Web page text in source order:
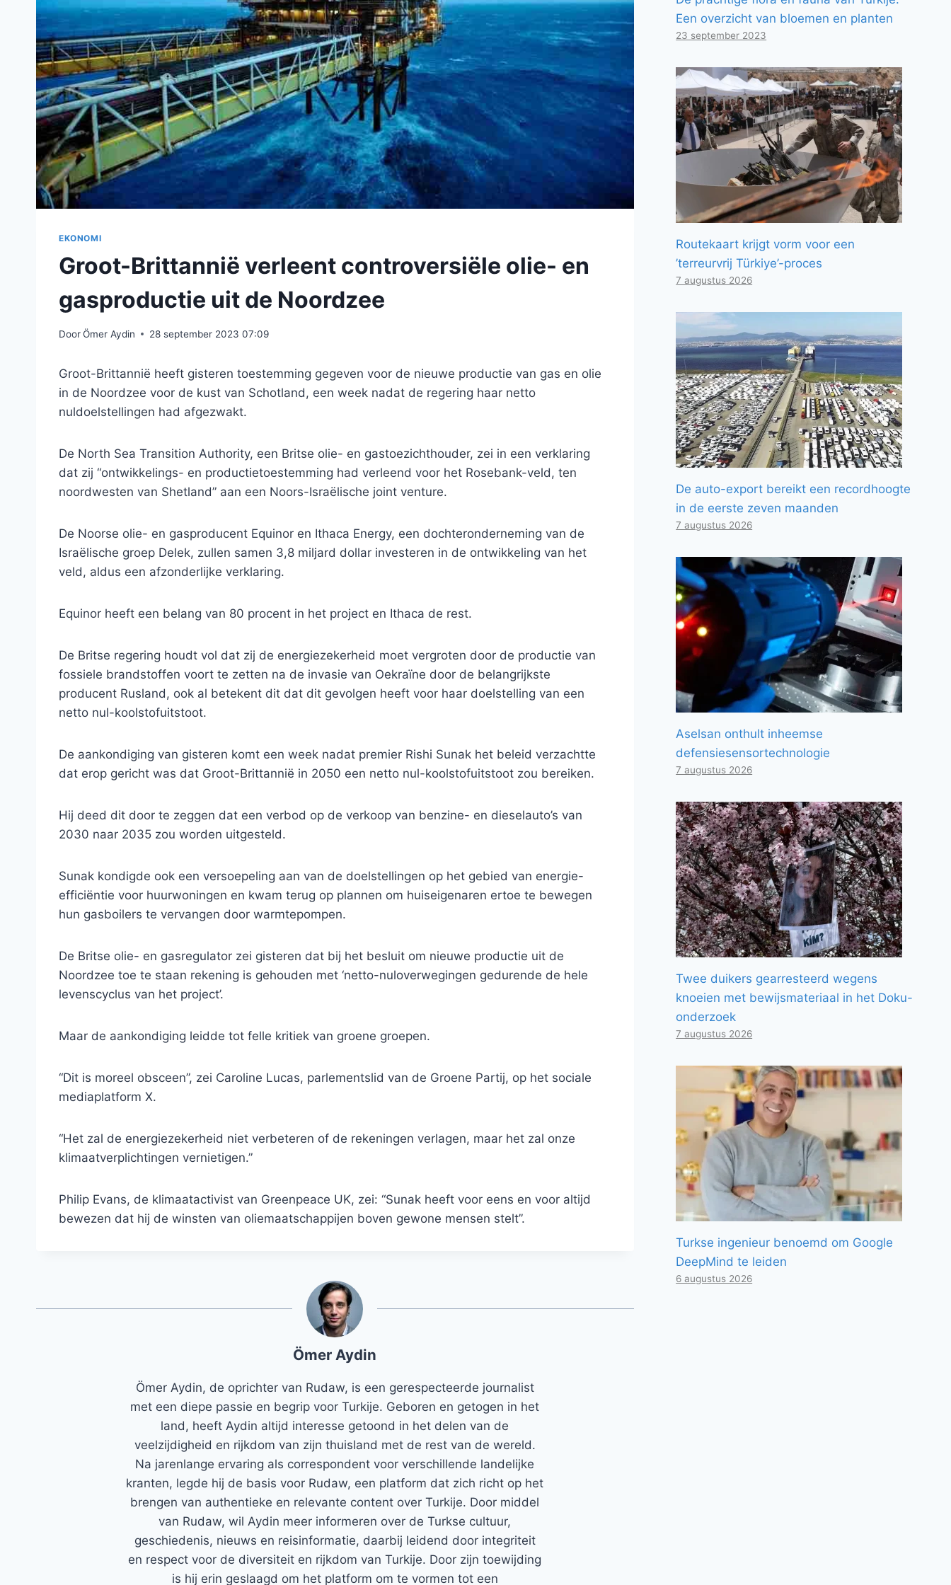
EKONOMI
Groot-Brittannië verleent controversiële olie- en
gasproductie uit de Noordzee
DoorÖmer Aydin 28 september 2023 07:09
Groot-Brittannië heeft gisteren toestemming gegeven voor de nieuwe productie van gas en olie
in de Noordzee voor de kust van Schotland, een week nadat de regering haar netto
nuldoelstellingen had afgezwakt.
De North Sea Transition Authority, een Britse olie- en gastoezichthouder, zei in een verklaring
dat zij “ontwikkelings- en productietoestemming had verleend voor het Rosebank-veld, ten
noordwesten van Shetland” aan een Noors-Israëlische joint venture.
De Noorse olie- en gasproducent Equinor en Ithaca Energy, een dochteronderneming van de
Israëlische groep Delek, zullen samen 3,8 miljard dollar investeren in de ontwikkeling van het
veld, aldus een afzonderlijke verklaring.
Equinor heeft een belang van 80 procent in het project en Ithaca de rest.
De Britse regering houdt vol dat zij de energiezekerheid moet vergroten door de productie van
fossiele brandstoffen voort te zetten na de invasie van Oekraïne door de belangrijkste
producent Rusland, ook al betekent dit dat dit gevolgen heeft voor haar doelstelling van een
netto nul-koolstofuitstoot.
De aankondiging van gisteren komt een week nadat premier Rishi Sunak het beleid verzachtte
dat erop gericht was dat Groot-Brittannië in 2050 een netto nul-koolstofuitstoot zou bereiken.
Hij deed dit door te zeggen dat een verbod op de verkoop van benzine- en dieselauto’s van
2030 naar 2035 zou worden uitgesteld.
Sunak kondigde ook een versoepeling aan van de doelstellingen op het gebied van energie-
efficiëntie voor huurwoningen en kwam terug op plannen om huiseigenaren ertoe te bewegen
hun gasboilers te vervangen door warmtepompen.
De Britse olie- en gasregulator zei gisteren dat bij het besluit om nieuwe productie uit de
Noordzee toe te staan ​​rekening is gehouden met ‘netto-nuloverwegingen gedurende de hele
levenscyclus van het project’.
Maar de aankondiging leidde tot felle kritiek van groene groepen.
“Dit is moreel obsceen”, zei Caroline Lucas, parlementslid van de Groene Partij, op het sociale
mediaplatform X.
“Het zal de energiezekerheid niet verbeteren of de rekeningen verlagen, maar het zal onze
klimaatverplichtingen vernietigen.”
Philip Evans, de klimaatactivist van Greenpeace UK, zei: “Sunak heeft voor eens en voor altijd
bewezen dat hij de winsten van oliemaatschappijen boven gewone mensen stelt”.
Ömer Aydin
Ömer Aydin, de oprichter van Rudaw, is een gerespecteerde journalist
met een diepe passie en begrip voor Turkije. Geboren en getogen in het
land, heeft Aydin altijd interesse getoond in het delen van de
veelzijdigheid en rijkdom van zijn thuisland met de rest van de wereld.
Na jarenlange ervaring als correspondent voor verschillende landelijke
kranten, legde hij de basis voor Rudaw, een platform dat zich richt op het
brengen van authentieke en relevante content over Turkije. Door middel
van Rudaw, wil Aydin meer informeren over de Turkse cultuur,
geschiedenis, nieuws en reisinformatie, daarbij leidend door integriteit
en respect voor de diversiteit en rijkdom van Turkije. Door zijn toewijding
is hij erin geslaagd om het platform om te vormen tot een
Een overzicht van bloemen en planten
23 september 2023
Routekaart krijgt vorm voor een
’terreurvrij Türkiye’-proces
7 augustus 2026
De auto-export bereikt een recordhoogte
in de eerste zeven maanden
7 augustus 2026
Aselsan onthult inheemse
defensiesensortechnologie
7 augustus 2026
Twee duikers gearresteerd wegens
knoeien met bewijsmateriaal in het Doku-
onderzoek
7 augustus 2026
Turkse ingenieur benoemd om Google
DeepMind te leiden
6 augustus 2026